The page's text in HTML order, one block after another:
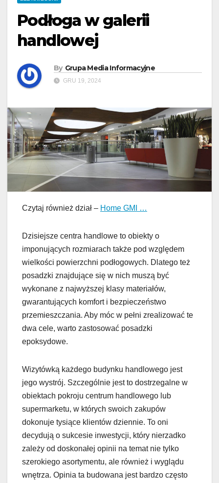
Podłoga w galerii
handlowej
By Grupa Media Informacyjne
GRU 19, 2024
Czytaj również dział – Home GMI …
Dzisiejsze centra handlowe to obiekty o
imponujących rozmiarach także pod względem
wielkości powierzchni podłogowych. Dlatego też
posadzki znajdujące się w nich muszą być
wykonane z najwyższej klasy materiałów,
gwarantujących komfort i bezpieczeństwo
przemieszczania. Aby móc w pełni zrealizować te
dwa cele, warto zastosować posadzki
epoksydowe.
Wizytówką każdego budynku handlowego jest
jego wystrój. Szczególnie jest to dostrzegalne w
obiektach pokroju centrum handlowego lub
supermarketu, w których swoich zakupów
dokonuje tysiące klientów dziennie. To oni
decydują o sukcesie inwestycji, który nierzadko
zależy od doskonałej opinii na temat nie tylko
szerokiego asortymentu, ale również i wyglądu
wnętrza. Opinia ta budowana jest bardzo często